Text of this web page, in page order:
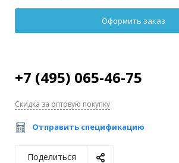
+7 (495) 065-46-75
Скидка за оптовую покупку
Отправить спецификацию
Поделиться